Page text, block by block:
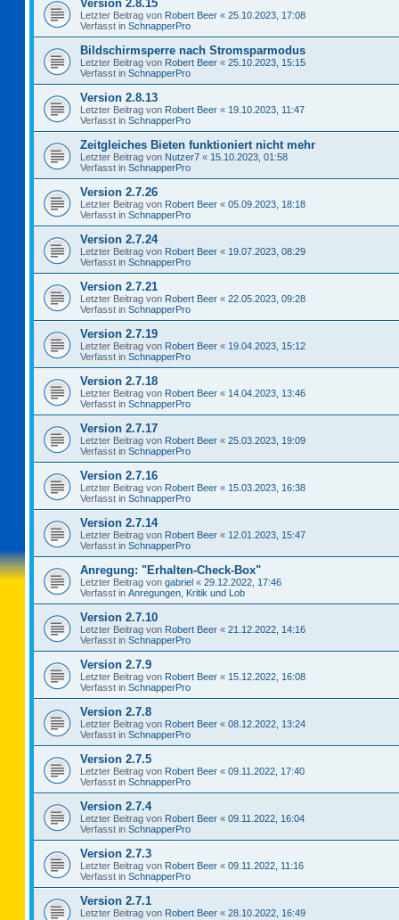
Version 2.8.15
Letzter Beitrag von Robert Beer « 25.10.2023, 17:08
Verfasst in SchnapperPro
Bildschirmsperre nach Stromsparmodus
Letzter Beitrag von Robert Beer « 25.10.2023, 15:15
Verfasst in SchnapperPro
Version 2.8.13
Letzter Beitrag von Robert Beer « 19.10.2023, 11:47
Verfasst in SchnapperPro
Zeitgleiches Bieten funktioniert nicht mehr
Letzter Beitrag von Nutzer7 « 15.10.2023, 01:58
Verfasst in SchnapperPro
Version 2.7.26
Letzter Beitrag von Robert Beer « 05.09.2023, 18:18
Verfasst in SchnapperPro
Version 2.7.24
Letzter Beitrag von Robert Beer « 19.07.2023, 08:29
Verfasst in SchnapperPro
Version 2.7.21
Letzter Beitrag von Robert Beer « 22.05.2023, 09:28
Verfasst in SchnapperPro
Version 2.7.19
Letzter Beitrag von Robert Beer « 19.04.2023, 15:12
Verfasst in SchnapperPro
Version 2.7.18
Letzter Beitrag von Robert Beer « 14.04.2023, 13:46
Verfasst in SchnapperPro
Version 2.7.17
Letzter Beitrag von Robert Beer « 25.03.2023, 19:09
Verfasst in SchnapperPro
Version 2.7.16
Letzter Beitrag von Robert Beer « 15.03.2023, 16:38
Verfasst in SchnapperPro
Version 2.7.14
Letzter Beitrag von Robert Beer « 12.01.2023, 15:47
Verfasst in SchnapperPro
Anregung: "Erhalten-Check-Box"
Letzter Beitrag von gabriel « 29.12.2022, 17:46
Verfasst in Anregungen, Kritik und Lob
Version 2.7.10
Letzter Beitrag von Robert Beer « 21.12.2022, 14:16
Verfasst in SchnapperPro
Version 2.7.9
Letzter Beitrag von Robert Beer « 15.12.2022, 16:08
Verfasst in SchnapperPro
Version 2.7.8
Letzter Beitrag von Robert Beer « 08.12.2022, 13:24
Verfasst in SchnapperPro
Version 2.7.5
Letzter Beitrag von Robert Beer « 09.11.2022, 17:40
Verfasst in SchnapperPro
Version 2.7.4
Letzter Beitrag von Robert Beer « 09.11.2022, 16:04
Verfasst in SchnapperPro
Version 2.7.3
Letzter Beitrag von Robert Beer « 09.11.2022, 11:16
Verfasst in SchnapperPro
Version 2.7.1
Letzter Beitrag von Robert Beer « 28.10.2022, 16:49